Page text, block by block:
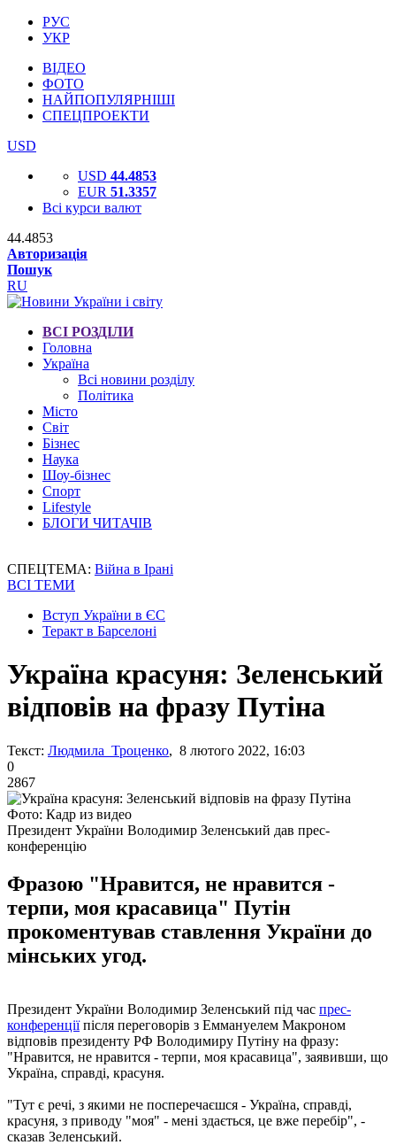
РУС
УКР
ВІДЕО
ФОТО
НАЙПОПУЛЯРНІШІ
СПЕЦПРОЕКТИ
USD
USD 44.4853
EUR 51.3357
Всі курси валют
44.4853
Авторизація
Пошук
RU
ВСІ РОЗДІЛИ
Головна
Україна
Всі новини розділу
Політика
Місто
Світ
Бізнес
Наука
Шоу-бізнес
Спорт
Lifestyle
БЛОГИ ЧИТАЧІВ
СПЕЦТЕМА: Війна в Ірані
ВСІ ТЕМИ
Вступ України в ЄС
Теракт в Барселоні
Україна красуня: Зеленський
відповів на фразу Путіна
Текст: Людмила Троценко, 8 лютого 2022, 16:03
0
2867
Фото: Кадр из видео
Президент України Володимир Зеленський дав прес-
конференцію
Фразою "Нравится, не нравится -
терпи, моя красавица" Путін
прокоментував ставлення України до
мінських угод.
Президент України Володимир Зеленський під час прес-
конференціїпісля переговорів з Еммануелем Макроном
відповів президенту РФ Володимиру Путіну на фразу:
"Нравится, не нравится - терпи, моя красавица", заявивши, що
Україна, справді, красуня.
"Тут є речі, з якими не посперечаєшся - Україна, справді,
красуня, з приводу "моя" - мені здається, це вже перебір", -
сказав Зеленський.